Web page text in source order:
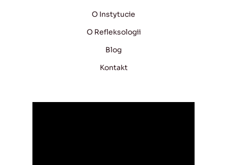
O Instytucie
O Refleksologii
Blog
Kontakt